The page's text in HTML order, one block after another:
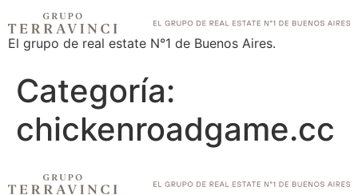
El grupo de real estate N°1 de Buenos Aires.
Categoría:
chickenroadgame.cc